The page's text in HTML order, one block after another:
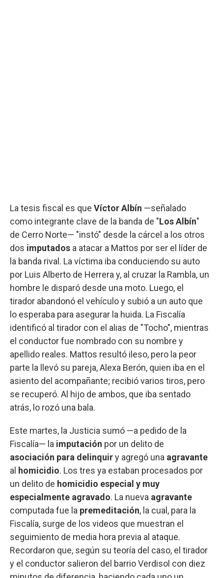
La tesis fiscal es que Víctor Albín —señalado
como integrante clave de la banda de "Los Albín"
de Cerro Norte— "instó" desde la cárcel a los otros
dos imputados a atacar a Mattos por ser el líder de
la banda rival. La víctima iba conduciendo su auto
por Luis Alberto de Herrera y, al cruzar la Rambla, un
hombre le disparó desde una moto. Luego, el
tirador abandonó el vehículo y subió a un auto que
lo esperaba para asegurar la huida. La Fiscalía
identificó al tirador con el alias de "Tocho", mientras
el conductor fue nombrado con su nombre y
apellido reales. Mattos resultó ileso, pero la peor
parte la llevó su pareja, Alexa Berón, quien iba en el
asiento del acompañante; recibió varios tiros, pero
se recuperó. Al hijo de ambos, que iba sentado
atrás, lo rozó una bala.
Este martes, la Justicia sumó —a pedido de la
Fiscalía— la imputación por un delito de
asociación para delinquiry agregó una agravante
al homicidio. Los tres ya estaban procesados por
un delito de homicidio especial y muy
especialmente agravado. La nueva agravante
computada fue la premeditación, la cual, para la
Fiscalía, surge de los videos que muestran el
seguimiento de media hora previa al ataque.
Recordaron que, según su teoría del caso, el tirador
y el conductor salieron del barrio Verdisol con diez